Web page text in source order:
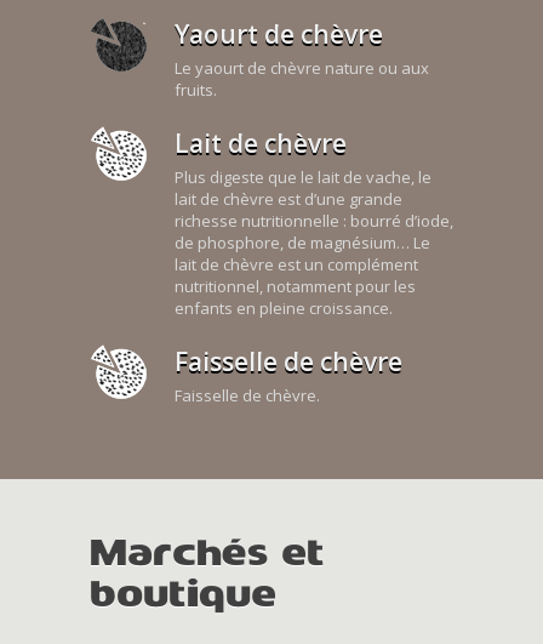
Yaourt de chèvre
Le yaourt de chèvre nature ou aux
fruits.
Lait de chèvre
Plus digeste que le lait de vache, le
lait de chèvre est d’une grande
richesse nutritionnelle : bourré d’iode,
de phosphore, de magnésium… Le
lait de chèvre est un complément
nutritionnel, notamment pour les
enfants en pleine croissance.
Faisselle de chèvre
Faisselle de chèvre.
Marchés et
boutique